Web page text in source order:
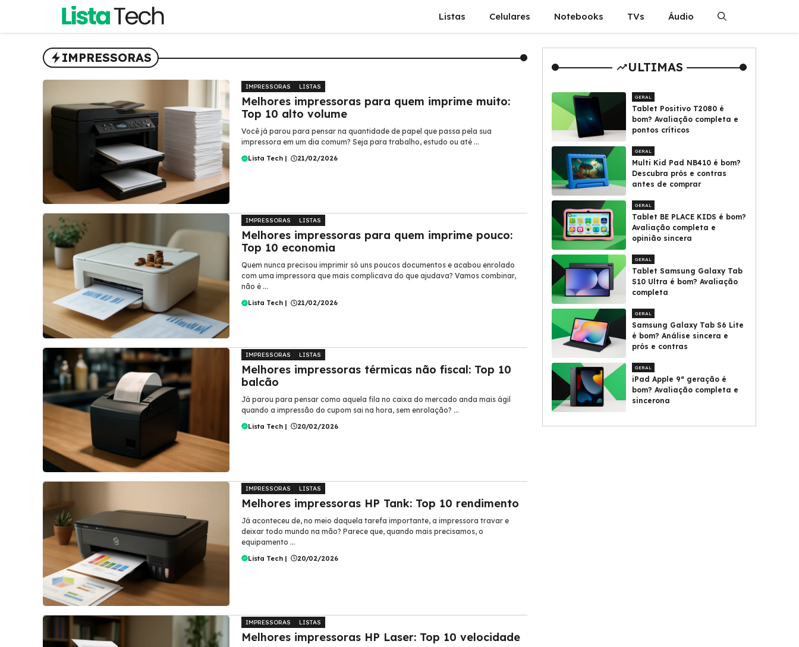
o
Listas Celulares Notebooks TVs Áudio
IMPRESSORAS
IMPRESSORAS LISTAS
Melhores impressoras para quem imprime muito:
Top 10 alto volume
Você já parou para pensar na quantidade de papel que passa pela sua
impressora em um dia comum? Seja para trabalho, estudo ou até ...
Lista Tech | 21/02/2026
IMPRESSORAS LISTAS
Melhores impressoras para quem imprime pouco:
Top 10 economia
Quem nunca precisou imprimir só uns poucos documentos e acabou enrolado
com uma impressora que mais complicava do que ajudava? Vamos combinar,
não é ...
Lista Tech | 21/02/2026
IMPRESSORAS LISTAS
Melhores impressoras térmicas não fiscal: Top 10
balcão
Já parou para pensar como aquela fila no caixa do mercado anda mais ágil
quando a impressão do cupom sai na hora, sem enrolação? ...
Lista Tech | 20/02/2026
IMPRESSORAS LISTAS
Melhores impressoras HP Tank: Top 10 rendimento
Já aconteceu de, no meio daquela tarefa importante, a impressora travar e
deixar todo mundo na mão? Parece que, quando mais precisamos, o
equipamento ...
Lista Tech | 20/02/2026
IMPRESSORAS LISTAS
Melhores impressoras HP Laser: Top 10 velocidade
ULTIMAS
GERAL
Tablet Positivo T2080 é
bom? Avaliação completa e
pontos críticos
GERAL
Multi Kid Pad NB410 é bom?
Descubra prós e contras
antes de comprar
GERAL
Tablet BE PLACE KIDS é bom?
Avaliação completa e
opinião sincera
GERAL
Tablet Samsung Galaxy Tab
S10 Ultra é bom? Avaliação
completa
GERAL
Samsung Galaxy Tab S6 Lite
é bom? Análise sincera e
prós e contras
GERAL
iPad Apple 9ª geração é
bom? Avaliação completa e
sincerona